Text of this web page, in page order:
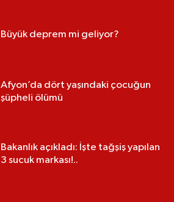
Büyük deprem mi geliyor?
Afyon’da dört yaşındaki çocuğun
şüpheli ölümü
Bakanlık açıkladı: İşte tağşiş yapılan
3 sucuk markası!..